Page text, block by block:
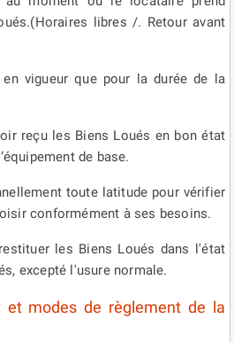
libres /. Retour avant
en vigueur que pour la durée de la
reçu les Biens Loués en bon état
de base.
toute latitude pour vérifier
conformément à ses besoins.
les Biens Loués dans l'état
excepté l'usure normale.
modes de règlement de la